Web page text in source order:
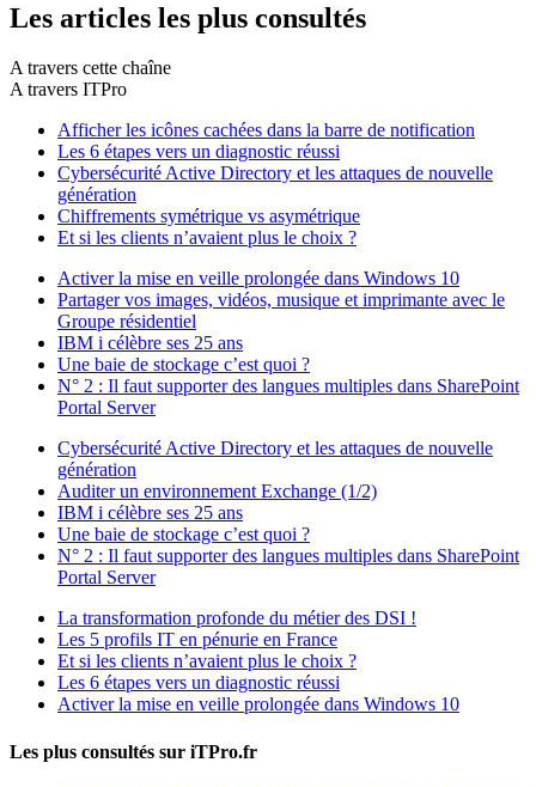
Les articles les plus consultés
A travers cette chaîne
A travers ITPro
Afficher les icônes cachées dans la barre de notification
Les 6 étapes vers un diagnostic réussi
Cybersécurité Active Directory et les attaques de nouvelle
génération
Chiffrements symétrique vs asymétrique
Et si les clients n’avaient plus le choix ?
Activer la mise en veille prolongée dans Windows 10
Partager vos images, vidéos, musique et imprimante avec le
Groupe résidentiel
IBM i célèbre ses 25 ans
Une baie de stockage c’est quoi ?
N° 2 : Il faut supporter des langues multiples dans SharePoint
Portal Server
Cybersécurité Active Directory et les attaques de nouvelle
génération
Auditer un environnement Exchange (1/2)
IBM i célèbre ses 25 ans
Une baie de stockage c’est quoi ?
N° 2 : Il faut supporter des langues multiples dans SharePoint
Portal Server
La transformation profonde du métier des DSI !
Les 5 profils IT en pénurie en France
Et si les clients n’avaient plus le choix ?
Les 6 étapes vers un diagnostic réussi
Activer la mise en veille prolongée dans Windows 10
Les plus consultés sur iTPro.fr